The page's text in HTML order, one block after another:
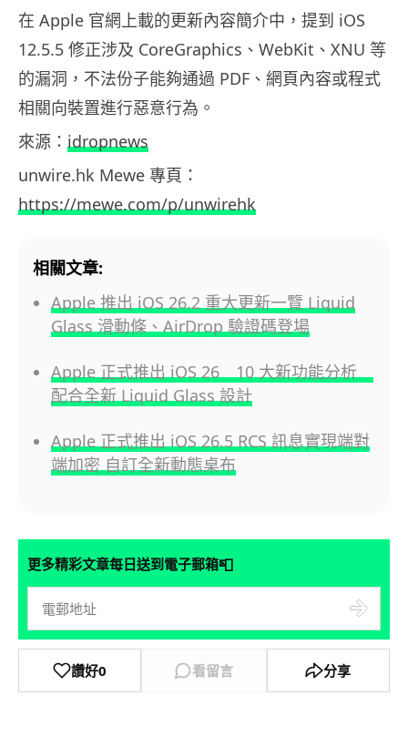
在 Apple 官網上載的更新內容簡介中，提到 iOS
12.5.5 修正涉及 CoreGraphics、WebKit、XNU 等
的漏洞，不法份子能夠通過 PDF、網頁內容或程式
相關向裝置進行惡意行為。
來源： idropnews
unwire.hk Mewe 專頁：
https://mewe.com/p/unwirehk
相關文章:
Apple 推出 iOS 26.2 重大更新一覽 Liquid
Glass 滑動條、AirDrop 驗證碼登場
Apple 正式推出 iOS 26 10 大新功能分析
配合全新 Liquid Glass 設計
Apple 正式推出 iOS 26.5 RCS 訊息實現端對
端加密 自訂全新動態桌布
更多精彩文章每日送到電子郵箱📮
讚好0 看留言 分享